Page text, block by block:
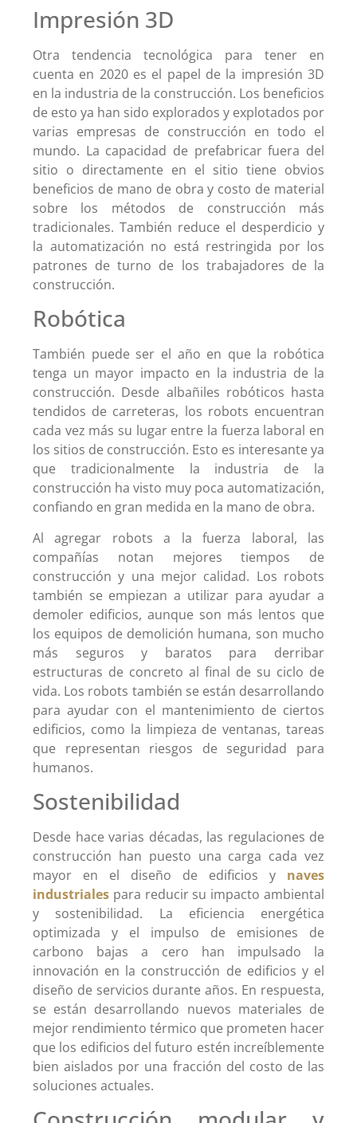
Impresión 3D
Otra tendencia tecnológica para tener en
cuenta en 2020 es el papel de la impresión 3D
en la industria de la construcción. Los beneficios
de esto ya han sido explorados y explotados por
varias empresas de construcción en todo el
mundo. La capacidad de prefabricar fuera del
sitio o directamente en el sitio tiene obvios
beneficios de mano de obra y costo de material
sobre los métodos de construcción más
tradicionales. También reduce el desperdicio y
la automatización no está restringida por los
patrones de turno de los trabajadores de la
construcción.
Robótica
También puede ser el año en que la robótica
tenga un mayor impacto en la industria de la
construcción. Desde albañiles robóticos hasta
tendidos de carreteras, los robots encuentran
cada vez más su lugar entre la fuerza laboral en
los sitios de construcción. Esto es interesante ya
que tradicionalmente la industria de la
construcción ha visto muy poca automatización,
confiando en gran medida en la mano de obra.
Al agregar robots a la fuerza laboral, las
compañías notan mejores tiempos de
construcción y una mejor calidad. Los robots
también se empiezan a utilizar para ayudar a
demoler edificios, aunque son más lentos que
los equipos de demolición humana, son mucho
más seguros y baratos para derribar
estructuras de concreto al final de su ciclo de
vida. Los robots también se están desarrollando
para ayudar con el mantenimiento de ciertos
edificios, como la limpieza de ventanas, tareas
que representan riesgos de seguridad para
humanos.
Sostenibilidad
Desde hace varias décadas, las regulaciones de
construcción han puesto una carga cada vez
mayor en el diseño de edificios y naves
industriales para reducir su impacto ambiental
y sostenibilidad. La eficiencia energética
optimizada y el impulso de emisiones de
carbono bajas a cero han impulsado la
innovación en la construcción de edificios y el
diseño de servicios durante años. En respuesta,
se están desarrollando nuevos materiales de
mejor rendimiento térmico que prometen hacer
que los edificios del futuro estén increíblemente
bien aislados por una fracción del costo de las
soluciones actuales.